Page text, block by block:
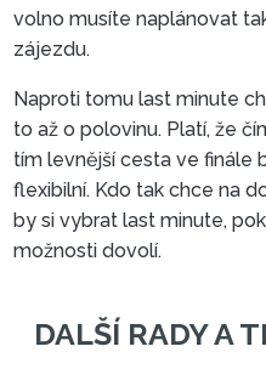
volno musíte naplánovat
zájezdu.
Naproti tomu last minute
to až o polovinu. Platí, že
tím levnější cesta ve finále
flexibilní. Kdo tak chce na
by si vybrat last minute,
možnosti dovolí.